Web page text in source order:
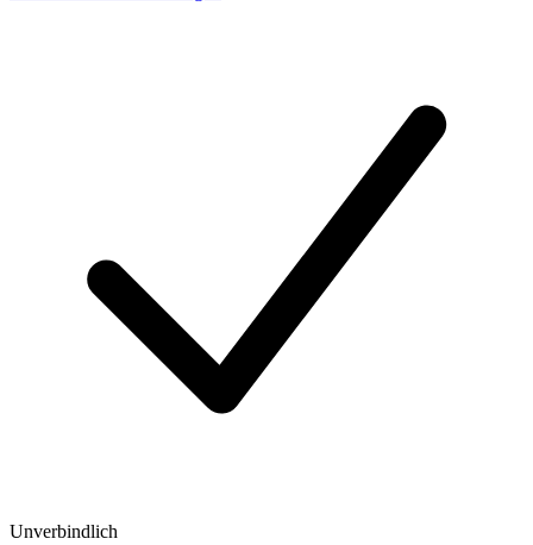
Unverbindlich